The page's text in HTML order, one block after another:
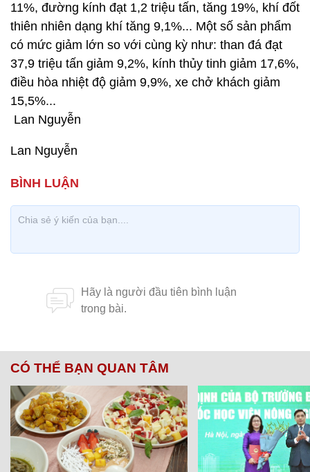
11%, đường kính đạt 1,2 triệu tấn, tăng 19%, khí đốt
thiên nhiên dạng khí tăng 9,1%... Một số sản phẩm
có mức giảm lớn so với cùng kỳ như: than đá đạt
37,9 triệu tấn giảm 9,2%, kính thủy tinh giảm 17,6%,
điều hòa nhiệt độ giảm 9,9%, xe chở khách giảm
15,5%...
Lan Nguyễn
Lan Nguyễn
CÓ THỂ BẠN QUAN TÂM